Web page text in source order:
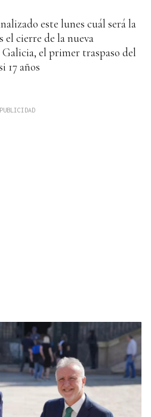
este lunes cuál será la
el cierre de la nueva
el primer traspaso del
17 años